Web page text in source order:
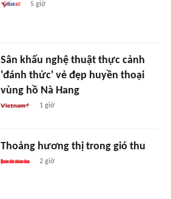
5 giờ
Sân khấu nghệ thuật thực cảnh
'đánh thức' vẻ đẹp huyền thoại
vùng hồ Nà Hang
1 giờ
Thoảng hương thị trong gió thu
2 giờ